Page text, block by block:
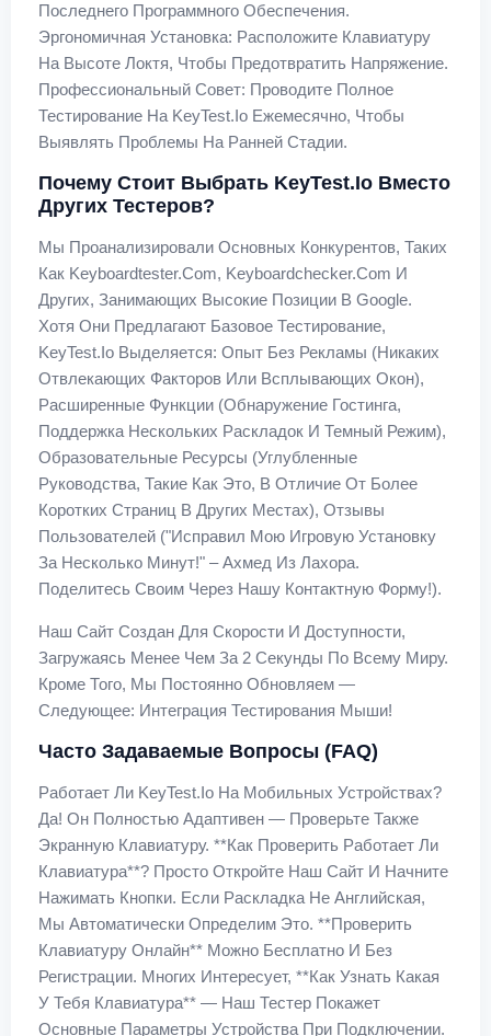
Последнего Программного Обеспечения.
Эргономичная Установка: Расположите Клавиатуру
На Высоте Локтя, Чтобы Предотвратить Напряжение.
Профессиональный Совет: Проводите Полное
Тестирование На KeyTest.io Ежемесячно, Чтобы
Выявлять Проблемы На Ранней Стадии.
Почему Стоит Выбрать KeyTest.io Вместо
Других Тестеров?
Мы Проанализировали Основных Конкурентов, Таких
Как Keyboardtester.com, Keyboardchecker.com И
Других, Занимающих Высокие Позиции В Google.
Хотя Они Предлагают Базовое Тестирование,
KeyTest.io Выделяется: Опыт Без Рекламы (никаких
Отвлекающих Факторов Или Всплывающих Окон),
Расширенные Функции (обнаружение Гостинга,
Поддержка Нескольких Раскладок И Темный Режим),
Образовательные Ресурсы (углубленные
Руководства, Такие Как Это, В Отличие От Более
Коротких Страниц В Других Местах), Отзывы
Пользователей ("Исправил Мою Игровую Установку
За Несколько Минут!" – Ахмед Из Лахора.
Поделитесь Своим Через Нашу Контактную Форму!).
Наш Сайт Создан Для Скорости И Доступности,
Загружаясь Менее Чем За 2 Секунды По Всему Миру.
Кроме Того, Мы Постоянно Обновляем —
Следующее: Интеграция Тестирования Мыши!
Часто Задаваемые Вопросы (FAQ)
Работает Ли KeyTest.io На Мобильных Устройствах?
Да! Он Полностью Адаптивен — Проверьте Также
Экранную Клавиатуру. **Как Проверить Работает Ли
Клавиатура**? Просто Откройте Наш Сайт И Начните
Нажимать Кнопки. Если Раскладка Не Английская,
Мы Автоматически Определим Это. **Проверить
Клавиатуру Онлайн** Можно Бесплатно И Без
Регистрации. Многих Интересует, **как Узнать Какая
У Тебя Клавиатура** — Наш Тестер Покажет
Основные Параметры Устройства При Подключении.